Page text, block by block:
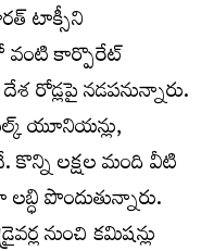
టాక్సీని
వంటి కార్పొరేట్
రోడ్లపై నడపనున్నారు.
యూనియన్లు,
కొన్ని లక్షల మంది వీటి
పొందుతున్నారు.
నుంచి కమిషన్లు